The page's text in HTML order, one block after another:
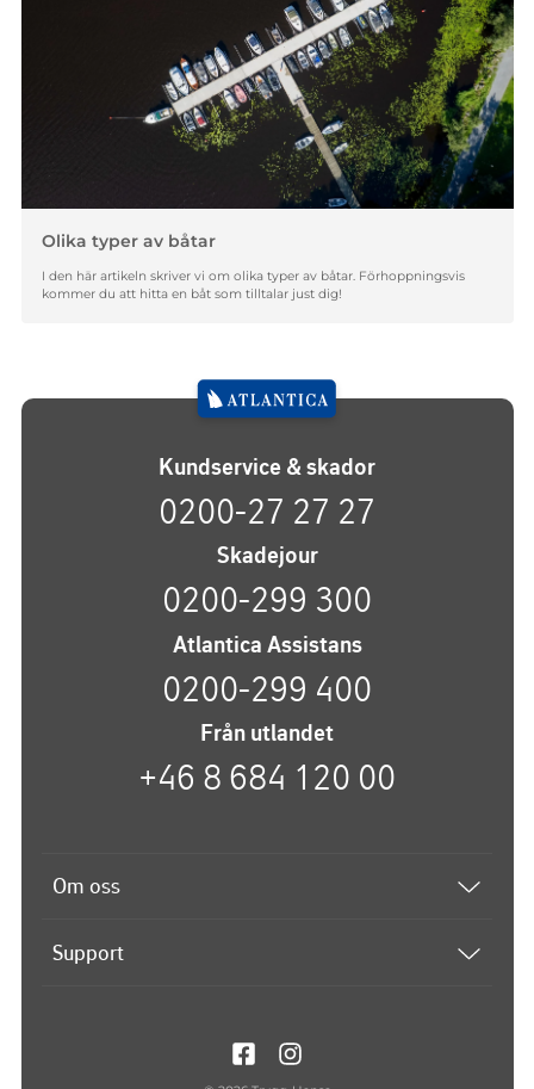
Olika typer av båtar
I den här artikeln skriver vi om olika typer av båtar. Förhoppningsvis
kommer du att hitta en båt som tilltalar just dig!
Kundservice & skador
0200-27 27 27
Skadejour
0200-299 300
Atlantica Assistans
0200-299 400
Från utlandet
+46 8 684 120 00
Om oss
Support